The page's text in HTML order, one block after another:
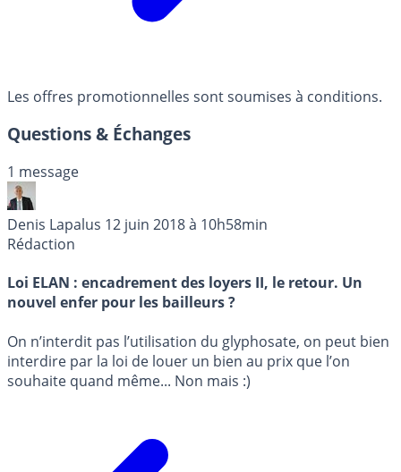
Les offres promotionnelles sont soumises à conditions.
Questions & Échanges
1 message
Denis Lapalus 12 juin 2018 à 10h58min
Rédaction
Loi ELAN : encadrement des loyers II, le retour. Un
nouvel enfer pour les bailleurs ?
On n’interdit pas l’utilisation du glyphosate, on peut bien
interdire par la loi de louer un bien au prix que l’on
souhaite quand même... Non mais :)